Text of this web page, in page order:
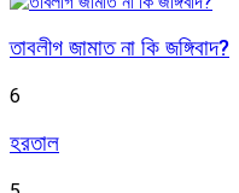
তাবলীগ জামাত না কি জঙ্গিবাদ?
6
হরতাল